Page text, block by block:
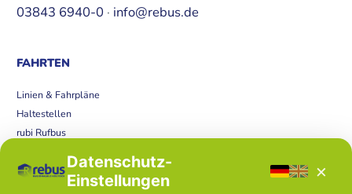
03843 6940-0 · info@rebus.de
FAHRTEN
Linien & Fahrpläne
Haltestellen
rubi Rufbus
Störungen Datenschutz-
Einstellungen
×